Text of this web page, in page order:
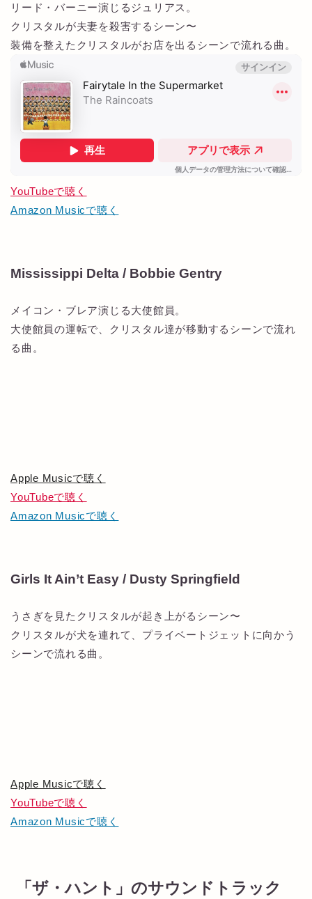
リード・バーニー演じるジュリアス。
クリスタルが夫妻を殺害するシーン〜
装備を整えたクリスタルがお店を出るシーンで流れる曲。
YouTubeで聴く
Amazon Musicで聴く
Mississippi Delta / Bobbie Gentry
メイコン・ブレア演じる大使館員。
大使館員の運転で、クリスタル達が移動するシーンで流れ
る曲。
Apple Musicで聴く
YouTubeで聴く
Amazon Musicで聴く
Girls It Ain’t Easy / Dusty Springfield
うさぎを見たクリスタルが起き上がるシーン〜
クリスタルが犬を連れて、プライベートジェットに向かう
シーンで流れる曲。
Apple Musicで聴く
YouTubeで聴く
Amazon Musicで聴く
「ザ・ハント」のサウンドトラック